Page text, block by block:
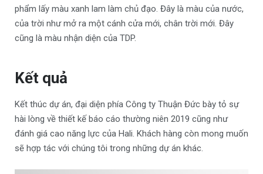
phẩm lấy màu xanh lam làm chủ đạo. Đây là màu của nước,
của trời như mở ra một cánh cửa mới, chân trời mới. Đây
cũng là màu nhận diện của TDP.
Kết quả
Kết thúc dự án, đại diện phía Công ty Thuận Đức bày tỏ sự
hài lòng về thiết kế báo cáo thường niên 2019 cũng như
đánh giá cao năng lực của Hali. Khách hàng còn mong muốn
sẽ hợp tác với chúng tôi trong những dự án khác.